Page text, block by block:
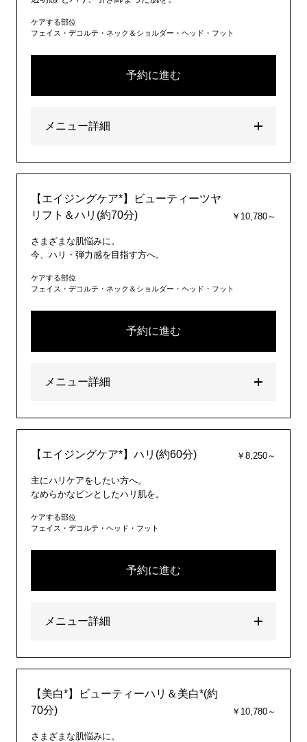
ケアする部位
フェイス・デコルテ・ネック＆ショルダー・ヘッド・フット
予約に進む
メニュー詳細
【エイジングケア*】ビューティーツヤ
リフト＆ハリ(約70分)
￥10,780～
さまざまな肌悩みに。
今、ハリ・弾力感を目指す方へ。
ケアする部位
フェイス・デコルテ・ネック＆ショルダー・ヘッド・フット
予約に進む
メニュー詳細
【エイジングケア*】ハリ(約60分) ￥8,250～
主にハリケアをしたい方へ。
なめらかなピンとしたハリ肌を。
ケアする部位
フェイス・デコルテ・ヘッド・フット
予約に進む
メニュー詳細
【美白*】ビューティーハリ＆美白*(約
70分)
￥10,780～
さまざまな肌悩みに。